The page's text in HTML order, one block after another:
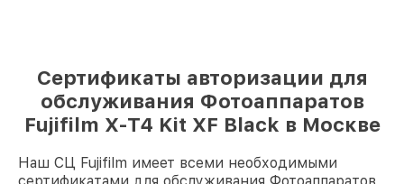
Сертификаты авторизации для
обслуживания Фотоаппаратов
Fujifilm X-T4 Kit XF Black в Москве
Наш СЦ Fujifilm имеет всеми необходимыми